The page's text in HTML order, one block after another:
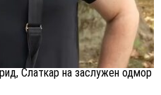
Слаткар на заслужен одмор